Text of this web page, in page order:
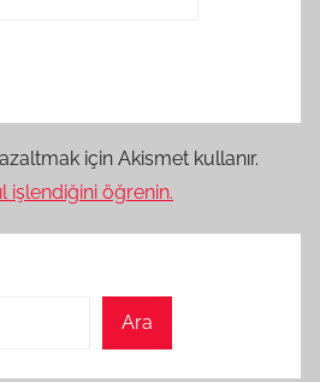
için Akismet kullanır.
işlendiğini öğrenin.
Ara